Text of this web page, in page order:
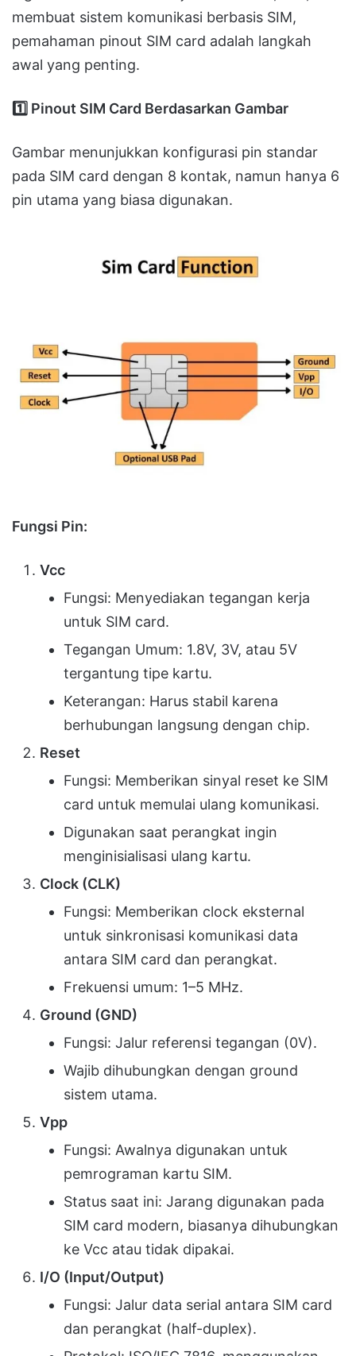
membuat sistem komunikasi berbasis SIM,
pemahaman pinout SIM card adalah langkah
awal yang penting.
1️ Pinout SIM Card Berdasarkan Gambar
Gambar menunjukkan konfigurasi pin standar
pada SIM card dengan 8 kontak, namun hanya 6
pin utama yang biasa digunakan.
Fungsi Pin:
Vcc
Fungsi: Menyediakan tegangan kerja
untuk SIM card.
Tegangan Umum: 1.8V, 3V, atau 5V
tergantung tipe kartu.
Keterangan: Harus stabil karena
berhubungan langsung dengan chip.
Reset
Fungsi: Memberikan sinyal reset ke SIM
card untuk memulai ulang komunikasi.
Digunakan saat perangkat ingin
menginisialisasi ulang kartu.
Clock (CLK)
Fungsi: Memberikan clock eksternal
untuk sinkronisasi komunikasi data
antara SIM card dan perangkat.
Frekuensi umum: 1–5 MHz.
Ground (GND)
Fungsi: Jalur referensi tegangan (0V).
Wajib dihubungkan dengan ground
sistem utama.
Vpp
Fungsi: Awalnya digunakan untuk
pemrograman kartu SIM.
Status saat ini: Jarang digunakan pada
SIM card modern, biasanya dihubungkan
ke Vcc atau tidak dipakai.
I/O (Input/Output)
Fungsi: Jalur data serial antara SIM card
dan perangkat (half-duplex).